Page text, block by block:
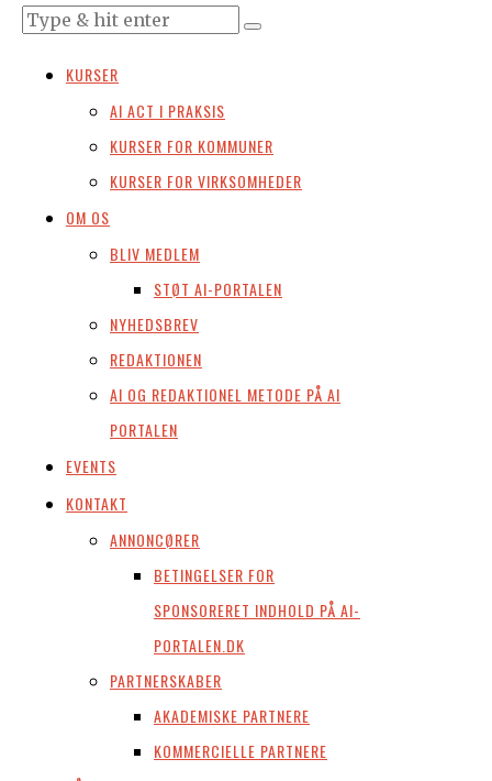
KURSER
AI ACT I PRAKSIS
KURSER FOR KOMMUNER
KURSER FOR VIRKSOMHEDER
OM OS
BLIV MEDLEM
STØT AI-PORTALEN
NYHEDSBREV
REDAKTIONEN
AI OG REDAKTIONEL METODE PÅ AI
PORTALEN
EVENTS
KONTAKT
ANNONCØRER
BETINGELSER FOR
SPONSORERET INDHOLD PÅ AI-
PORTALEN.DK
PARTNERSKABER
AKADEMISKE PARTNERE
KOMMERCIELLE PARTNERE